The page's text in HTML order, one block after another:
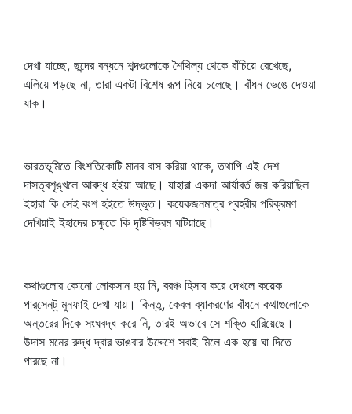
দেখা যাচ্ছে, ছন্দের বন্ধনে শব্দগুলোকে শৈথিল্য থেকে বাঁচিয়ে রেখেছে,
এলিয়ে পড়ছে না, তারা একটা বিশেষ রূপ নিয়ে চলেছে। বাঁধন ভেঙে দেওয়া
যাক।
ভারতভূমিতে বিংশতিকোটি মানব বাস করিয়া থাকে, তথাপি এই দেশ
দাসত্বশৃঙ্খলে আবদ্ধ হইয়া আছে। যাহারা একদা আর্যাবর্ত জয় করিয়াছিল
ইহারা কি সেই বংশ হইতে উদ্ভূত। কয়েকজনমাত্র প্রহরীর পরিক্রমণ
দেখিয়াই ইহাদের চক্ষুতে কি দৃষ্টিবিভ্রম ঘটিয়াছে।
কথাগুলোর কোনো লোকসান হয় নি, বরঞ্চ হিসাব করে দেখলে কয়েক
পার্‌সেন্‌ট্‌ মুনফাই দেখা যায়। কিন্তু, কেবল ব্যাকরণের বাঁধনে কথাগুলোকে
অন্তরের দিকে সংঘবদ্ধ করে নি, তারই অভাবে সে শক্তি হারিয়েছে।
উদাস মনের রুদ্ধ দ্বার ভাঙবার উদ্দেশে সবাই মিলে এক হয়ে ঘা দিতে
পারছে না।